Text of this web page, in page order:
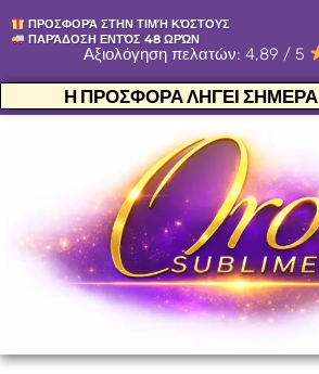
ΠΡΟΣΦΟΡΆ ΣΤΗΝ ΤΙΜΉ ΚΌΣΤΟΥΣ
ΠΑΡΆΔΟΣΗ ΕΝΤΌΣ 48 ΩΡΏΝ
Αξιολόγηση πελατών: 4,89 / 5
Η ΠΡΟΣΦΟΡΑ ΛΗΓΕΙ ΣΗΜΕΡΑ